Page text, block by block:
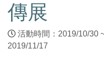
傳展
活動時間：2019/10/30
2019/11/17